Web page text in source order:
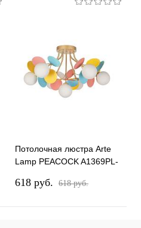
Потолочная люстра Arte
Lamp PEACOCK A1369PL-
618 pуб. 618 pуб.